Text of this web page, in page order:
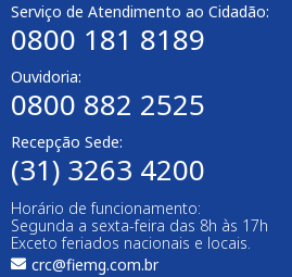
Serviço de Atendimento ao Cidadão:
0800 181 8189
Ouvidoria:
0800 882 2525
Recepção Sede:
(31) 3263 4200
Horário de funcionamento:
Segunda a sexta-feira das 8h às 17h
Exceto feriados nacionais e locais.
crc@fiemg.com.br